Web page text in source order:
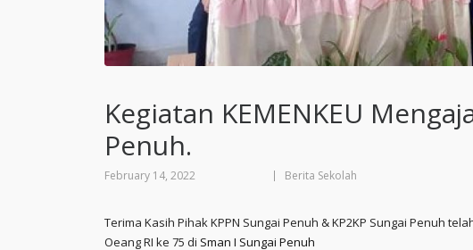
Kegiatan KEMENKEU
Penuh.
February 14, 2022 Berita Sekolah
Terima Kasih Pihak KPPN Sungai Penuh & KP2KP Sungai Penuh
Oeang RI ke 75 di Sman I Sungai Penuh